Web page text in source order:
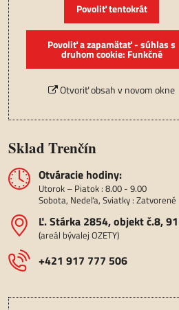
Povoliť tentokrát
Povoliť a zapamätať - súhlas s
druhom cookie: Funkčné
Otvoriť obsah v novom okne
Sklad Trenčín
Otváracie hodiny:
Utorok – Piatok : 8.00 - 9.00
Sobota, Nedeľa, Sviatky : Zatvorené
Ľ​. Stárka 2854, objekt č​.8,
(areál bývalej OZETY)
+421 917 777 506